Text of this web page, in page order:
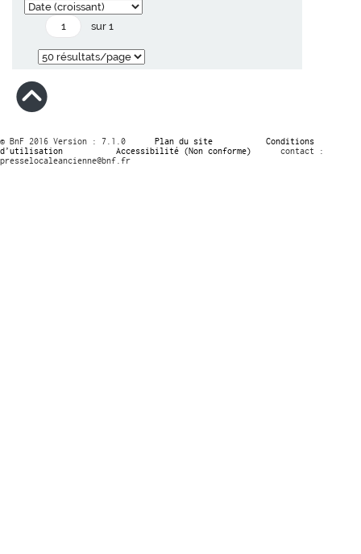
sur 1
© BnF 2016 Version : 7.1.0 Plan du site
Conditions
d’utilisation
Accessibilité (Non conforme)
contact :
presselocaleancienne@bnf.fr